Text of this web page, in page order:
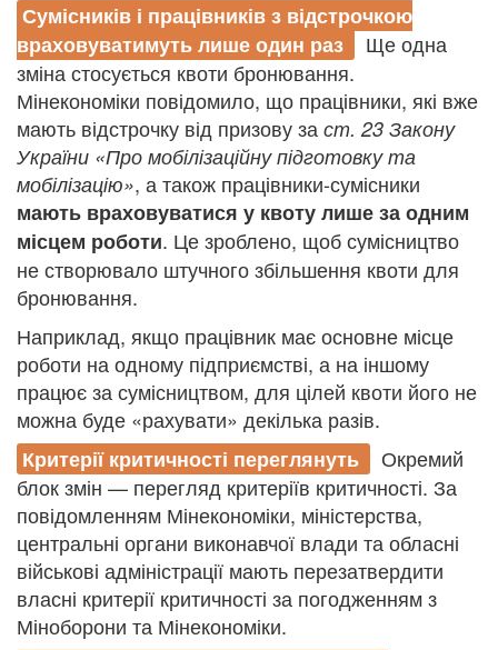
Сумісників і працівників з відстрочкою
враховуватимуть лише один раз
Ще одна
зміна стосується квоти бронювання.
Мінекономіки повідомило, що працівники, які вже
мають відстрочку від призову за ст. 23 Закону
України «Про мобілізаційну підготовку та
мобілізацію», а також працівники-сумісники
мають враховуватися у квоту лише за одним
місцем роботи. Це зроблено, щоб сумісництво
не створювало штучного збільшення квоти для
бронювання.
Наприклад, якщо працівник має основне місце
роботи на одному підприємстві, а на іншому
працює за сумісництвом, для цілей квоти його не
можна буде «рахувати» декілька разів.
Критерії критичності переглянуть
Окремий
блок змін — перегляд критеріїв критичності. За
повідомленням Мінекономіки, міністерства,
центральні органи виконавчої влади та обласні
військові адміністрації мають перезатвердити
власні критерії критичності за погодженням з
Міноборони та Мінекономіки.